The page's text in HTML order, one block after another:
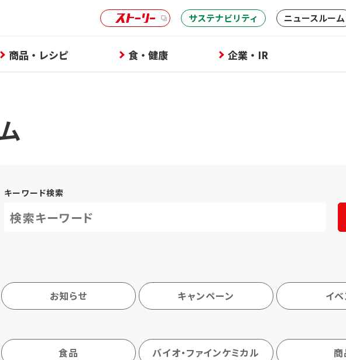
サステナビリティ ニュースルーム
商品・レシピ 食・健康 企業・IR
キーワード検索
お知らせ キャンペーン イ
食品 バイオ・ファインケミカル 商